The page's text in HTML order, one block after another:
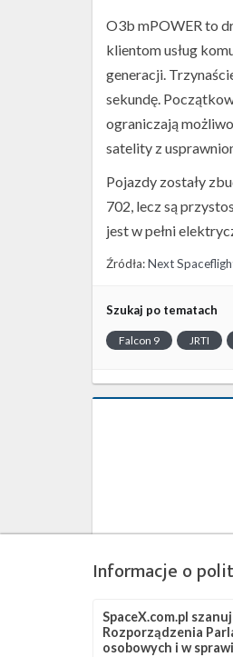
O3b mPOWER to
klientom usług
generacji.
sekundę.
ograniczają
satelity z
Pojazdy zostały
702, lecz są
jest w pełni
Źródła:Next
Szukaj po tematach
Falcon 9 JRTI
Informacje o
SpaceX.com.pl
Rozporządzenia
osobowych i w